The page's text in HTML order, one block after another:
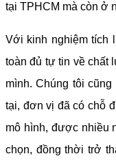
tại TPHCM mà còn ở
Với kinh nghiệm tích
toàn đủ tự tin về chất
mình. Chúng tôi
tại, đơn vị đã có chỗ
mô hình, được nhiều
chọn, đồng thời trở